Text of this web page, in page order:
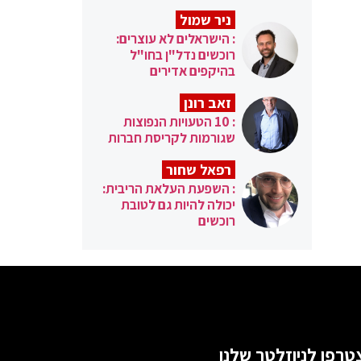
ניר שמול
: הישראלים לא עוצרים:
רוכשים נדל"ן בחו"ל
בהיקפים אדירים
זאב רונן
: 10 הטעויות הנפוצות
שגורמות לקריסת חברות
רפאל שחור
: השפעת העלאת הריבית:
יכולה להיות גם לטובת
רוכשים
לניוזלטר שלנו